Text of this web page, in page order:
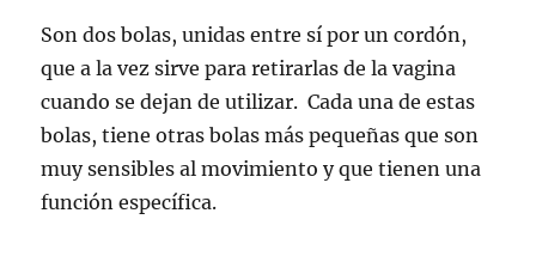
Son dos bolas, unidas entre sí por un cordón,
que a la vez sirve para retirarlas de la vagina
cuando se dejan de utilizar. Cada una de estas
bolas, tiene otras bolas más pequeñas que son
muy sensibles al movimiento y que tienen una
función específica.